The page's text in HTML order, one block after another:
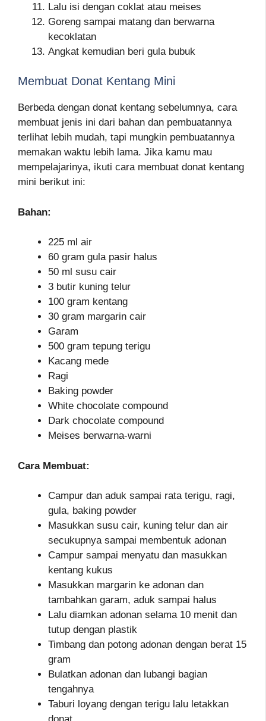
Lalu isi dengan coklat atau meises
Goreng sampai matang dan berwarna
kecoklatan
Angkat kemudian beri gula bubuk
Membuat Donat Kentang Mini
Berbeda dengan donat kentang sebelumnya, cara
membuat jenis ini dari bahan dan pembuatannya
terlihat lebih mudah, tapi mungkin pembuatannya
memakan waktu lebih lama. Jika kamu mau
mempelajarinya, ikuti cara membuat donat kentang
mini berikut ini:
Bahan:
225 ml air
60 gram gula pasir halus
50 ml susu cair
3 butir kuning telur
100 gram kentang
30 gram margarin cair
Garam
500 gram tepung terigu
Kacang mede
Ragi
Baking powder
White chocolate compound
Dark chocolate compound
Meises berwarna-warni
Cara Membuat:
Campur dan aduk sampai rata terigu, ragi,
gula, baking powder
Masukkan susu cair, kuning telur dan air
secukupnya sampai membentuk adonan
Campur sampai menyatu dan masukkan
kentang kukus
Masukkan margarin ke adonan dan
tambahkan garam, aduk sampai halus
Lalu diamkan adonan selama 10 menit dan
tutup dengan plastik
Timbang dan potong adonan dengan berat 15
gram
Bulatkan adonan dan lubangi bagian
tengahnya
Taburi loyang dengan terigu lalu letakkan